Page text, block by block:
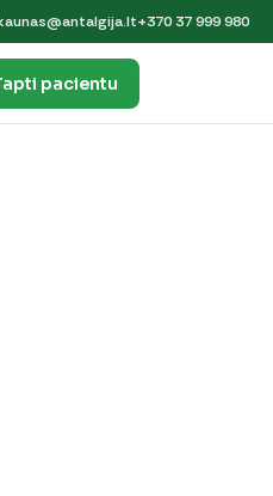
+370 37 999 980
pacientu